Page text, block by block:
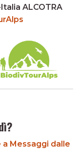
ALCOTRA
Messaggi dalle